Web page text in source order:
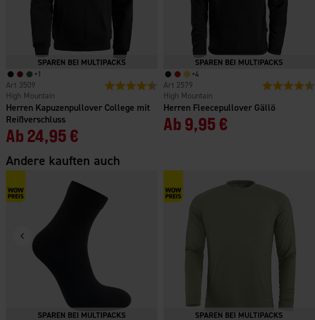
+1
Herren Kapuzenpullover College mit
Reißverschluss
High Mountain
3509
Ab24,95 €
Bewertung: 4.3 von 5 Sternen
+4
Herren Fleecepullover Gällö
High Mountain
2579
Ab9,95 €
Bewertung:
Andere kauften auch